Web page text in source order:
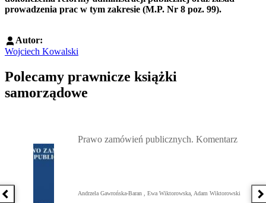
prowadzenia prac w tym zakresie (M.P. Nr 8 poz. 99).
Autor:
Wojciech Kowalski
Polecamy prawnicze książki
samorządowe
Poprzednia książka
Prawo zamówień publicznych. Komentarz
Andrzela Gawrońska-Baran , Ewa Wiktorowska, Adam Wiktorowski